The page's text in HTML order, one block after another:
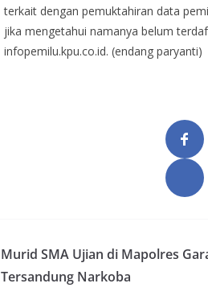
terkait dengan pemuktahiran data
jika mengetahui namanya belum
infopemilu.kpu.co.id. (endang paryanti)
Murid SMA Ujian di Mapolres
Tersandung Narkoba